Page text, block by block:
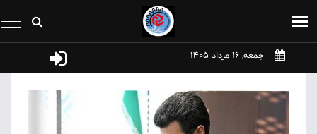
جمعه, 16 مرداد 1405